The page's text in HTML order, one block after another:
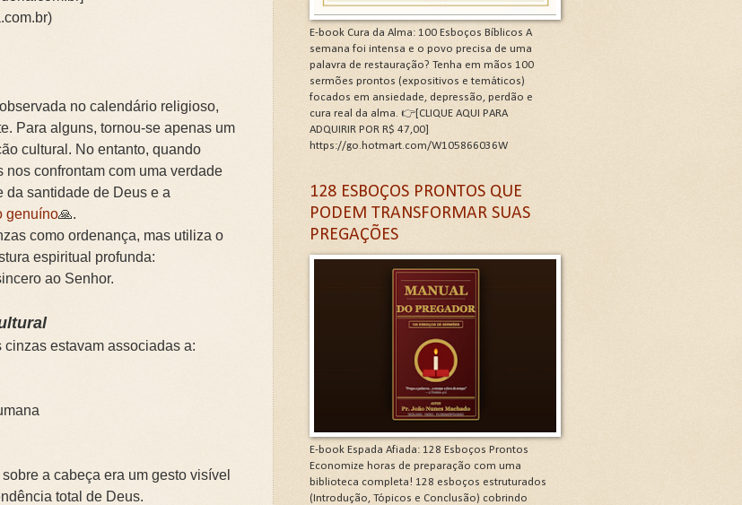
de Gratidão e Renovação.Clique na letra G
da Alma. Clique na letra G
Alma. Clique na letra G
PARA A EVANGELIZAÇÃO. Clique na letra G
no calendário religioso,
Para alguns, tornou-se apenas um
cultural. No entanto, quando
confrontam com uma verdade
da santidade de Deus e a
genuíno🙏.
como ordenança, mas utiliza o
espiritual profunda:
ao Senhor.
cinzas estavam associadas a:
a cabeça era um gesto visível
total de Deus.
E-book Cura da Alma: 100 Esboços Bíblicos A
semana foi intensa e o povo precisa de uma
palavra de restauração? Tenha em mãos 100
sermões prontos (expositivos e temáticos)
focados em ansiedade, depressão, perdão e
cura real da alma. 👉[CLIQUE AQUI PARA
ADQUIRIR POR R$ 47,00]
https://go.hotmart.com/W105866036W
128 ESBOÇOS PRONTOS QUE
PODEM TRANSFORMAR SUAS
PREGAÇÕES
E-book Espada Afiada: 128 Esboços Prontos
Economize horas de preparação com uma
biblioteca completa! 128 esboços estruturados
(Introdução, Tópicos e Conclusão) cobrindo